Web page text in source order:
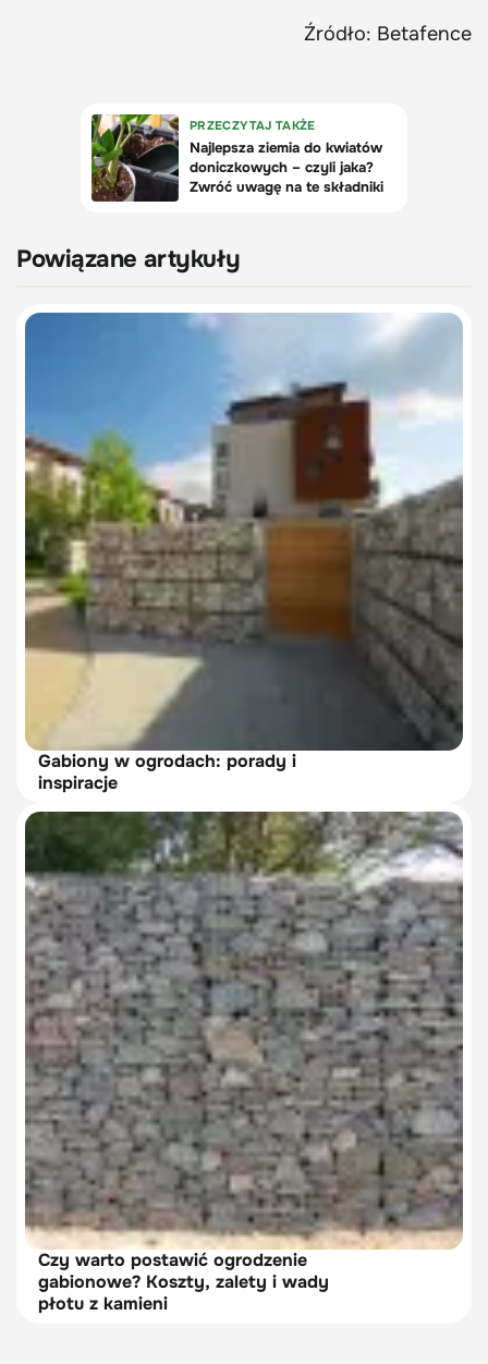
Źródło: Betafence
Powiązane artykuły
Gabiony w ogrodach: porady i
inspiracje
Czy warto postawić ogrodzenie
gabionowe? Koszty, zalety i wady
płotu z kamieni